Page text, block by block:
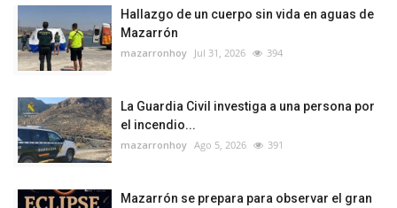
Hallazgo de un cuerpo sin vida en aguas de
Mazarrón
mazarronhoy Jul 31, 2026 394
La Guardia Civil investiga a una persona por
el incendio...
mazarronhoy Ago 5, 2026 391
Mazarrón se prepara para observar el gran